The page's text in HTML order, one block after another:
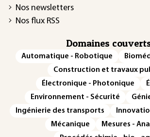
Nos newsletters
Nos flux RSS
Domaines
Automatique - Robotique
Construction et travaux
Électronique - Photonique
Environnement - Sécurité
Ingénierie des transports
Mécanique
Mesures -